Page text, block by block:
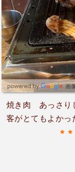
画
焼き肉 あっさり
客がとてもよかっ